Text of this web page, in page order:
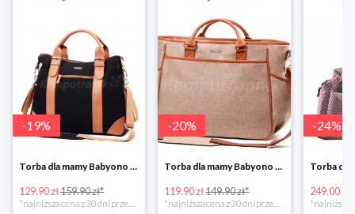
-19%
Torba dla mamy Babyono 1505/01 Comfort Icoinic 5/5
129.90 zł159.90 zł*
*najniższa cena z 30 dni przed obniżką
-20%
Torba dla mamy Babyono 1507/01 Comfort Chic w super cenie
119.90 zł149.90 zł*
*najniższa cena z 30 dni przed obniżką
-24%
249.00 zł